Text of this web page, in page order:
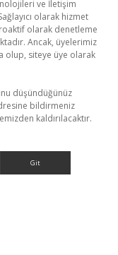
ve İletişim
olarak hizmet
olarak denetleme
Ancak, üyelerimiz
olup, siteye üye olarak
düşündüğünüz
bildirmeniz
kaldırılacaktır.